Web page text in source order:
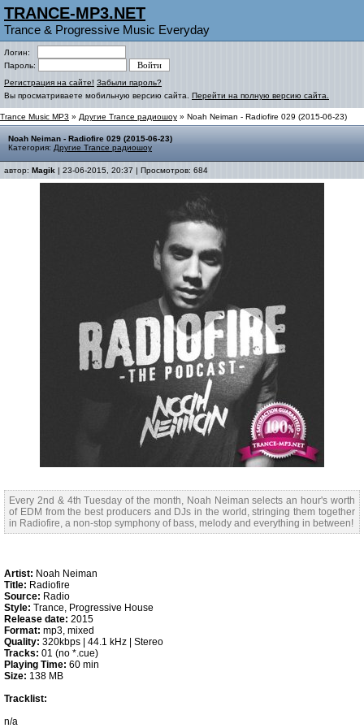
TRANCE-MP3.NET
Trance & Progressive Music Everyday
Логин:
Пароль:
Регистрация на сайте! Забыли пароль?
Вы просматриваете мобильную версию сайта. Перейти на полную версию сайта.
Trance Music MP3 » Другие Trance радиошоу » Noah Neiman - Radiofire 029 (2015-06-23)
Noah Neiman - Radiofire 029 (2015-06-23)
Категория: Другие Trance радиошоу
автор: Magik | 23-06-2015, 20:37 | Просмотров: 684
Every 2nd & 4th Tuesday of the month, Noah Neiman selects an hour's worth
of EDM from the best producers and DJs in the world, stringing them together
in Radiofire, a non-stop symphony of bass, melody and everything in between!
Artist: Noah Neiman
Title: Radiofire
Source: Radio
Style: Trance, Progressive House
Release date: 2015
Format: mp3, mixed
Quality: 320kbps | 44.1 kHz | Stereo
Tracks: 01 (no *.cue)
Playing Time: 60 min
Size: 138 MB
Tracklist:
n/a